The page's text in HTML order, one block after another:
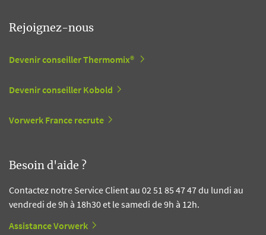
Rejoignez-nous
Devenir conseiller Thermomix®
Devenir conseiller Kobold
Vorwerk France recrute
Besoin d'aide ?
Contactez notre Service Client au 02 51 85 47 47 du lundi au
vendredi de 9h à 18h30 et le samedi de 9h à 12h.
Assistance Vorwerk